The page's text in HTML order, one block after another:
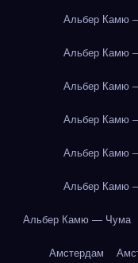
Альбер Камю
Альбер Камю
Альбер Камю
Альбер Камю
Альбер Камю
Альбер Камю
Альбер Камю — Чума
Амстердам